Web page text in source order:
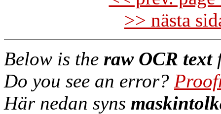
>> nästa
Below is the raw OCR text
Do you see an error?
Här nedan syns